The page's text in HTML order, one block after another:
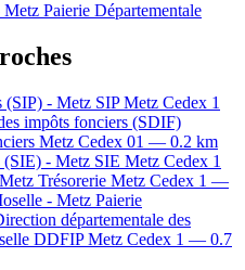
Metz Paierie Départementale
(SIP) - Metz SIP Metz Cedex 1
impôts fonciers (SDIF)
Metz Cedex 01 — 0.2 km
(SIE) - Metz SIE Metz Cedex 1
Trésorerie Metz Cedex 1 —
- Metz Paierie
départementale des
DDFIP Metz Cedex 1 — 0.7